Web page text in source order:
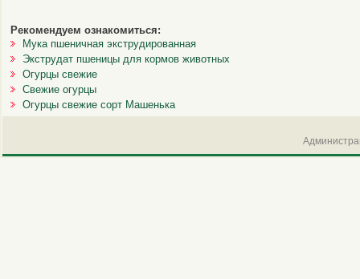
Рекомендуем ознакомиться:
Мука пшеничная экструдированная
Экструдат пшеницы для кормов животных
Огурцы свежие
Свежие огурцы
Огурцы свежие сорт Машенька